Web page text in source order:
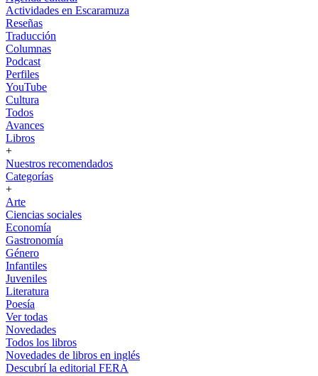
Actividades en Escaramuza
Reseñas
Traducción
Columnas
Podcast
Perfiles
YouTube
Cultura
Todos
Avances
Libros
+
Nuestros recomendados
Categorías
+
Arte
Ciencias sociales
Economía
Gastronomía
Género
Infantiles
Juveniles
Literatura
Poesía
Ver todas
Novedades
Todos los libros
Novedades de libros en inglés
Descubrí la editorial FERA